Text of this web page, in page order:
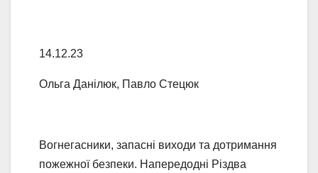
14.12.23
Ольга Данілюк, Павло Стецюк
Вогнегасники, запасні виходи та дотримання
пожежної безпеки. Напередодні Різдва